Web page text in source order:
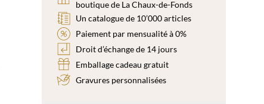
boutique de La Chaux-de-Fonds
Un catalogue de 10’000 articles
Paiement par mensualité à 0%
Droit d’échange de 14 jours
Emballage cadeau gratuit
Gravures personnalisées